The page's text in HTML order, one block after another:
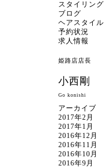
スタイリング
ブログ
ヘアスタイル
予約状況
求人情報
姫路店店長
小西剛
Go konishi
アーカイブ
2017年2月
2017年1月
2016年12月
2016年11月
2016年10月
2016年9月